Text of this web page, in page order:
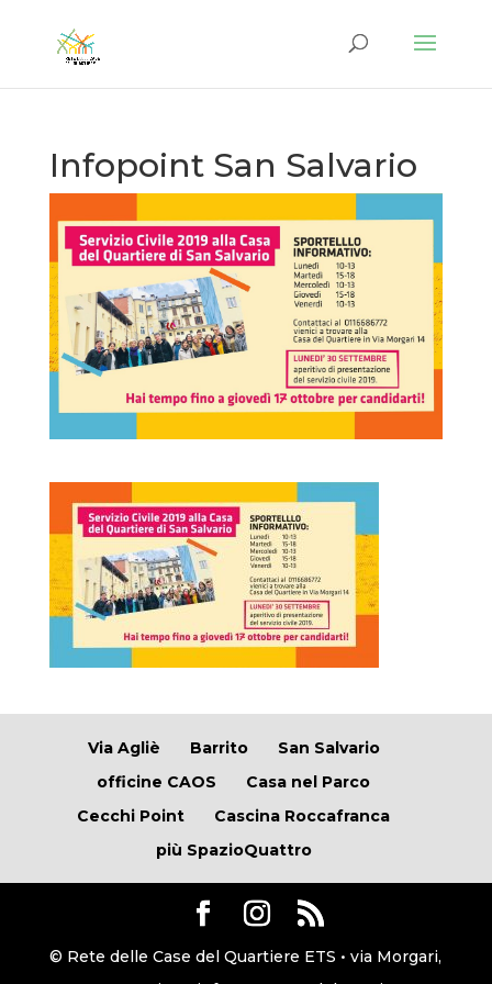
Infopoint San Salvario
Via Agliè Barrito
San Salvario
officine CAOS
Casa nel Parco
Cecchi Point
Cascina Roccafranca
più SpazioQuattro
© Rete delle Case del Quartiere ETS • via Morgari,